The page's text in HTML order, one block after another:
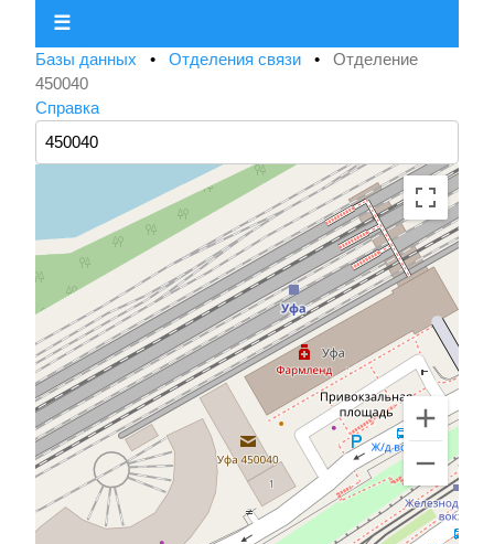
☰
Базы данных • Отделения связи • Отделение
450040
Справка